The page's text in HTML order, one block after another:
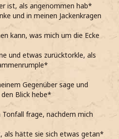
ist, als angenommen hab*
und in meinen Jackenkragen
kann, was mich um die Ecke
und etwas zurücktorkle, als
Gegenüber sage und
Blick hebe*
frage, nachdem mich
als hätte sie sich etwas getan*